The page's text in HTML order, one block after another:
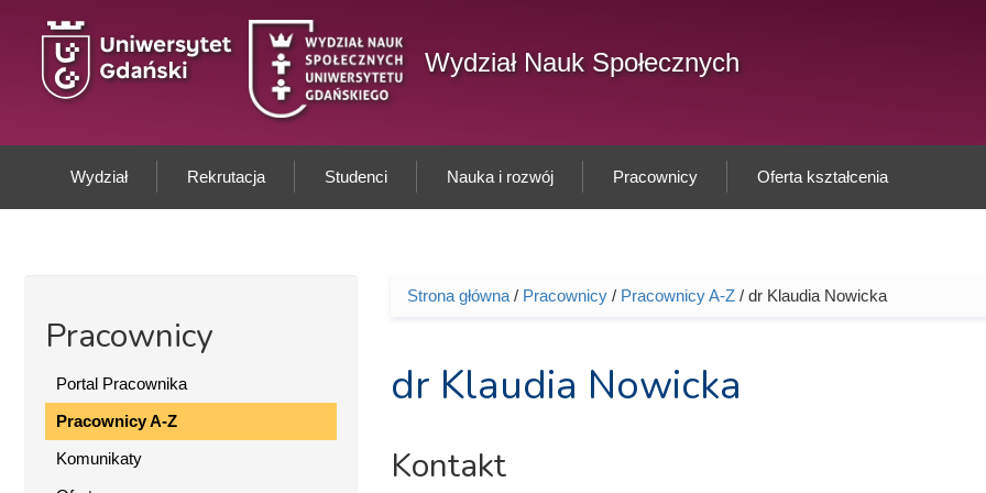
Wydział Nauk Społecznych
Wydział Rekrutacja Studenci Nauka i rozwój Pracownicy Oferta kształcenia
Pracownicy
Portal Pracownika
Pracownicy A-Z
Komunikaty
Jesteś tutaj
Strona główna/ Pracownicy/ Pracownicy A-Z/ dr Klaudia Nowicka
dr Klaudia Nowicka
Kontakt